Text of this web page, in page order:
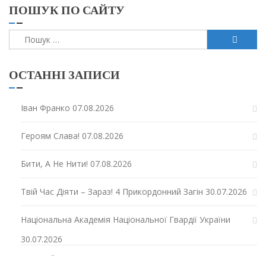
ПОШУК ПО САЙТУ
Пошук:
ОСТАННІ ЗАПИСИ
Іван Франко 07.08.2026
Героям Слава! 07.08.2026
Бити, А Не Нити! 07.08.2026
Твій Час Діяти – Зараз! 4 Прикордонний Загін 30.07.2026
Національна Академія Національної Гвардії України
30.07.2026